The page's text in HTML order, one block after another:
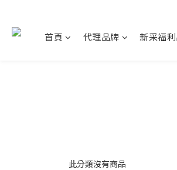
首頁 代理品牌 新采福
此分類沒有商品